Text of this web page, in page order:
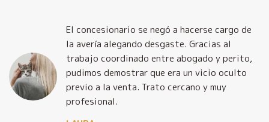
El concesionario se negó a hacerse cargo de
la avería alegando desgaste. Gracias al
trabajo coordinado entre abogado y perito,
pudimos demostrar que era un vicio oculto
previo a la venta. Trato cercano y muy
profesional.